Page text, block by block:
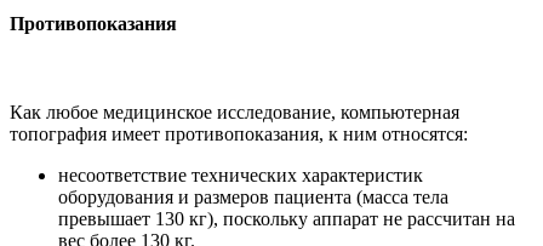
Противопоказания
Как любое медицинское исследование, компьютерная
топография имеет противопоказания, к ним относятся:
несоответствие технических характеристик
оборудования и размеров пациента (масса тела
превышает 130 кг), поскольку аппарат не рассчитан на
вес более 130 кг.